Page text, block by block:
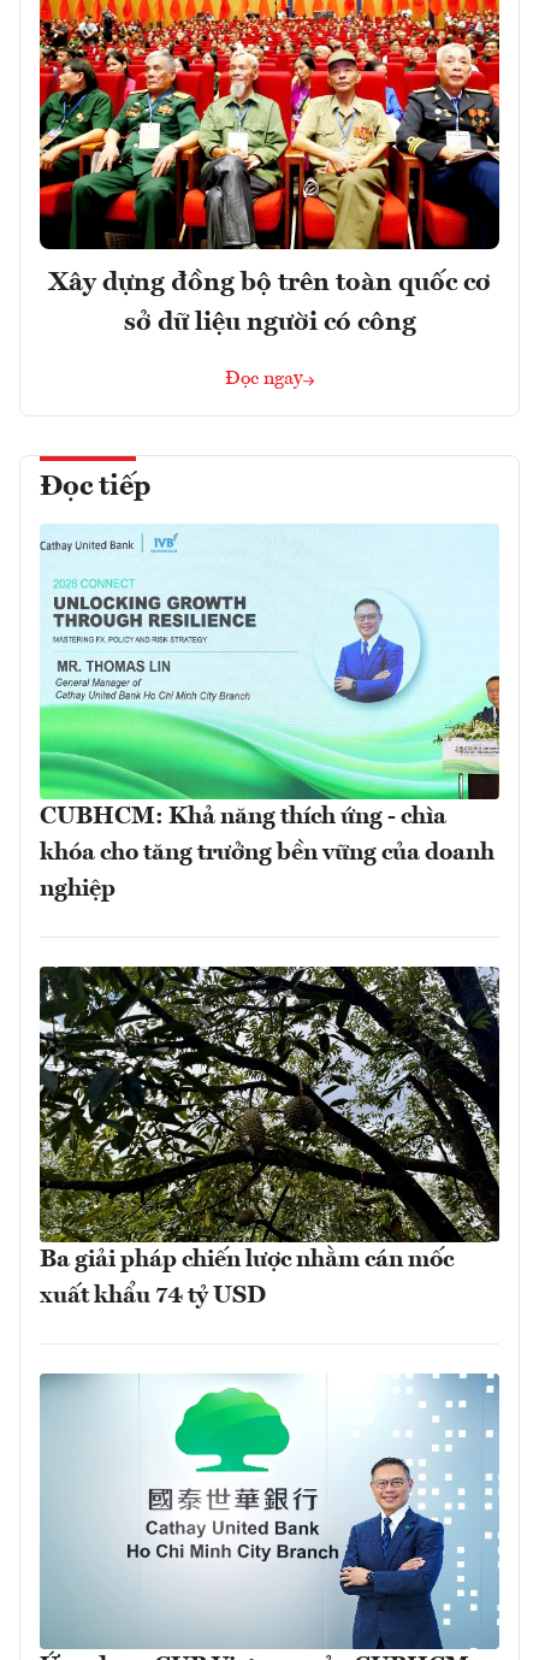
Xây dựng đồng bộ trên toàn quốc cơ
sở dữ liệu người có công
Đọc ngay
Đọc tiếp
CUBHCM: Khả năng thích ứng - chìa
khóa cho tăng trưởng bền vững của doanh
nghiệp
Ba giải pháp chiến lược nhằm cán mốc
xuất khẩu 74 tỷ USD